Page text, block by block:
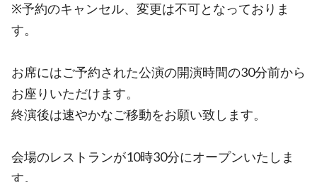
※予約のキャンセル、変更は不可となっておりま
す。
お席にはご予約された公演の開演時間の30分前から
お座りいただけます。
終演後は速やかなご移動をお願い致します。
会場のレストランが10時30分にオープンいたしま
す。